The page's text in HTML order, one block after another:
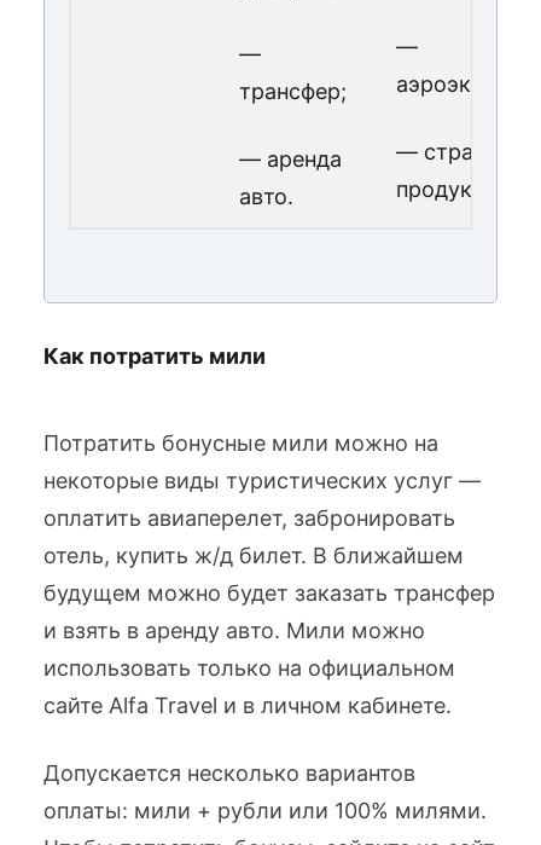
—
трансфер;
— аренда
авто.
—
— страховые
продукты.
Как потратить мили
Потратить бонусные мили можно на
некоторые виды туристических услуг —
оплатить авиаперелет, забронировать
отель, купить ж/д билет. В ближайшем
будущем можно будет заказать трансфер
и взять в аренду авто. Мили можно
использовать только на официальном
сайте Alfa Travel и в личном кабинете.
Допускается несколько вариантов
оплаты: мили + рубли или 100% милями.